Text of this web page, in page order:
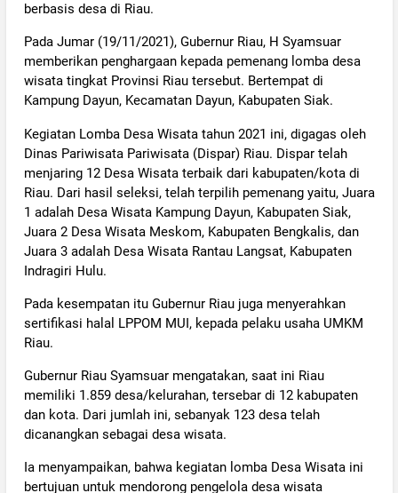
berbasis desa di Riau.
Pada Jumar (19/11/2021), Gubernur Riau, H Syamsuar
memberikan penghargaan kepada pemenang lomba desa
wisata tingkat Provinsi Riau tersebut. Bertempat di
Kampung Dayun, Kecamatan Dayun, Kabupaten Siak.
Kegiatan Lomba Desa Wisata tahun 2021 ini, digagas oleh
Dinas Pariwisata Pariwisata (Dispar) Riau. Dispar telah
menjaring 12 Desa Wisata terbaik dari kabupaten/kota di
Riau. Dari hasil seleksi, telah terpilih pemenang yaitu, Juara
1 adalah Desa Wisata Kampung Dayun, Kabupaten Siak,
Juara 2 Desa Wisata Meskom, Kabupaten Bengkalis, dan
Juara 3 adalah Desa Wisata Rantau Langsat, Kabupaten
Indragiri Hulu.
Pada kesempatan itu Gubernur Riau juga menyerahkan
sertifikasi halal LPPOM MUI, kepada pelaku usaha UMKM
Riau.
Gubernur Riau Syamsuar mengatakan, saat ini Riau
memiliki 1.859 desa/kelurahan, tersebar di 12 kabupaten
dan kota. Dari jumlah ini, sebanyak 123 desa telah
dicanangkan sebagai desa wisata.
Ia menyampaikan, bahwa kegiatan lomba Desa Wisata ini
bertujuan untuk mendorong pengelola desa wisata